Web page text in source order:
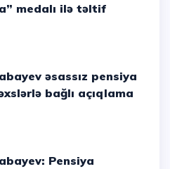
medalı ilə təltif
bağlı açıqlama